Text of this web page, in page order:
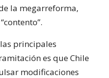
la megarreforma,
principales
es que Chile
modificaciones